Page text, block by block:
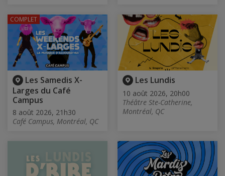
Les Samedis X-
Larges du Café
Campus
8 août 2026, 21h30
Café Campus, Montréal, QC
COMPLET
Les Lundis
10 août 2026, 20h00
Théâtre Ste-Catherine,
Montréal, QC